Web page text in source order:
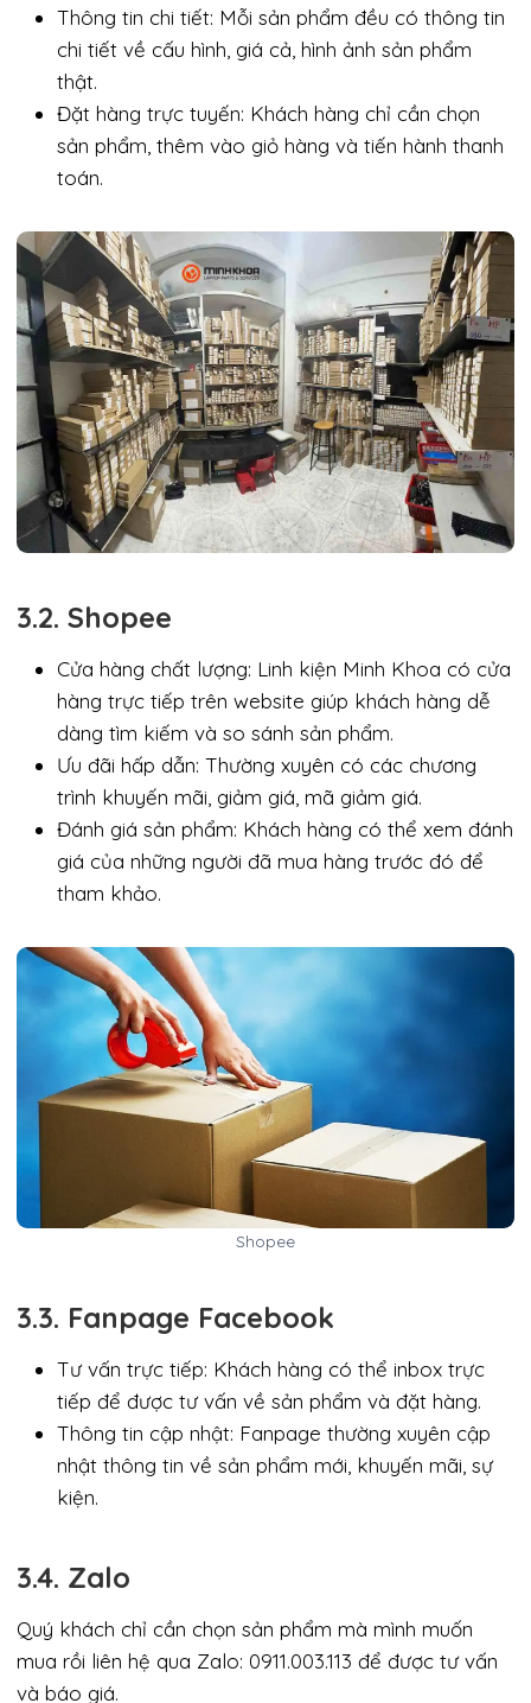
Thông tin chi tiết: Mỗi sản phẩm đều có thông tin
chi tiết về cấu hình, giá cả, hình ảnh sản phẩm
thật.
Đặt hàng trực tuyến: Khách hàng chỉ cần chọn
sản phẩm, thêm vào giỏ hàng và tiến hành thanh
toán.
3.2. Shopee
Cửa hàng chất lượng: Linh kiện Minh Khoa có cửa
hàng trực tiếp trên website giúp khách hàng dễ
dàng tìm kiếm và so sánh sản phẩm.
Ưu đãi hấp dẫn: Thường xuyên có các chương
trình khuyến mãi, giảm giá, mã giảm giá.
Đánh giá sản phẩm: Khách hàng có thể xem đánh
giá của những người đã mua hàng trước đó để
tham khảo.
Shopee
3.3. Fanpage Facebook
Tư vấn trực tiếp: Khách hàng có thể inbox trực
tiếp để được tư vấn về sản phẩm và đặt hàng.
Thông tin cập nhật: Fanpage thường xuyên cập
nhật thông tin về sản phẩm mới, khuyến mãi, sự
kiện.
3.4. Zalo
Quý khách chỉ cần chọn sản phẩm mà mình muốn
mua rồi liên hệ qua Zalo: 0911.003.113 để được tư vấn
và báo giá.